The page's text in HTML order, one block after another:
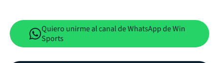
Quiero unirme al canal de WhatsApp de Win
Sports